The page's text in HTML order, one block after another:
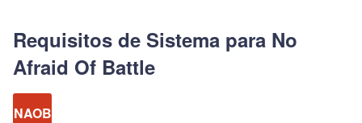
Requisitos de Sistema para No
Afraid Of Battle
NAOB